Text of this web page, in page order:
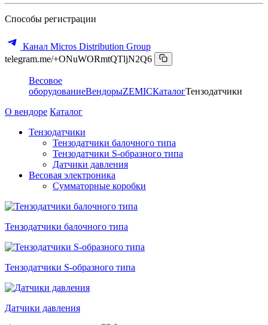
Способы регистрации
Канал Micros Distribution Group
telegram.me/+ONuWORmtQTljN2Q6
Весовое
оборудованиеВендорыZEMICКаталогТензодатчики
О вендоре Каталог
Тензодатчики
Тензодатчики балочного типа
Тензодатчики S-образного типа
Датчики давления
Весовая электроника
Сумматорные коробки
Тензодатчики балочного типа
Тензодатчики S-образного типа
Датчики давления